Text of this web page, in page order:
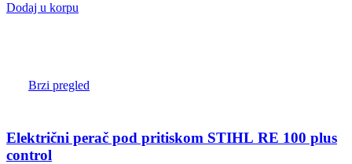
Dodaj u korpu
Brzi pregled
Električni perač pod pritiskom STIHL RE 100 plus
control